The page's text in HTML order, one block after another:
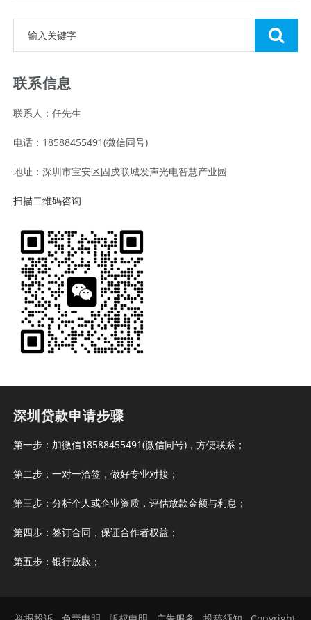
联系信息
联系人：任先生
电话：18588455491(微信同号)
地址：深圳市宝安区固戍联城发声光电智慧产业园
扫描二维码咨询
深圳贷款申请步骤
第一步：加微信18588455491(微信同号)，方便联系；
第二步：一对一洽签，做好专业对接；
第三步：分析个人或企业资质，评估放款金额与利息；
第四步：签订合同，保证合作者权益；
第五步：银行放款；